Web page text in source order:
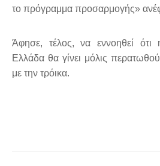
το πρόγραμμα προσαρμογής»
Άφησε, τέλος, να εννοηθεί
Ελλάδα θα γίνει μόλις
με την τρόικα.